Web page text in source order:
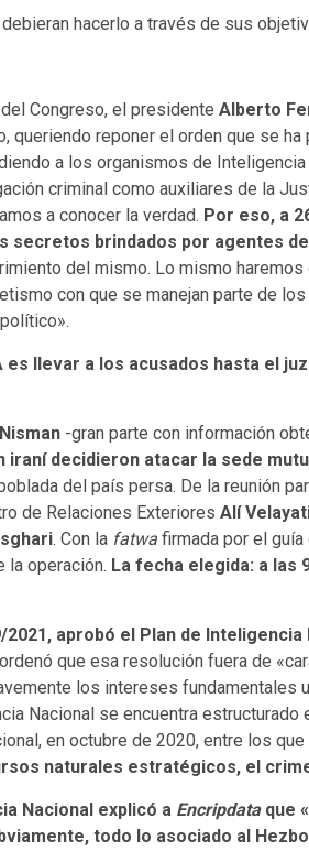
hacerlo a través de sus
Congreso, el presidente Alberto
queriendo reponer el orden que se
a los organismos de
criminal como auxiliares de la
a conocer la verdad. Por eso, a
brindados por agentes
del mismo. Lo mismo
con que se manejan parte de
llevar a los acusados hasta el
-gran parte con información
decidieron atacar la sede
del país persa. De la reunión
de Relaciones Exteriores Alí
. Con la fatwa firmada por el
la operación. La fecha elegida: a las
aprobó el Plan de Inteligencia
que esa resolución fuera de
los intereses fundamentales
Nacional se encuentra estructurado
en octubre de 2020, entre los
naturales estratégicos, el
Nacional explicó a Encripdataque
todo lo asociado al